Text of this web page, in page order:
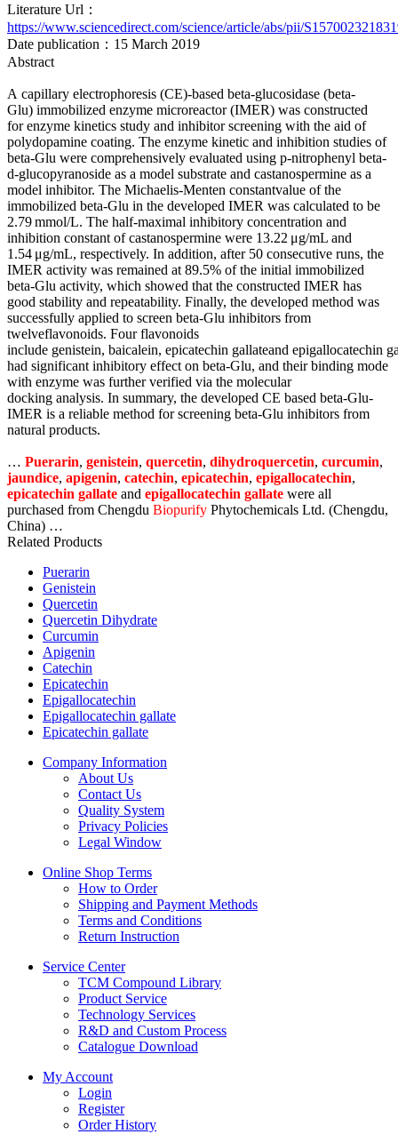
Literature Url：
https://www.sciencedirect.com/science/article/abs/pii/
Date publication：15 March 2019
Abstract
A capillary electrophoresis (CE)-based beta-glucosidase (beta-
Glu) immobilized enzyme microreactor (IMER) was constructed
for enzyme kinetics study and inhibitor screening with the aid of
polydopamine coating. The enzyme kinetic and inhibition studies of
beta-Glu were comprehensively evaluated using p-nitrophenyl beta-
d-glucopyranoside as a model substrate and castanospermine as a
model inhibitor. The Michaelis-Menten constantvalue of the
immobilized beta-Glu in the developed IMER was calculated to be
2.79 mmol/L. The half-maximal inhibitory concentration and
inhibition constant of castanospermine were 13.22 μg/mL and
1.54 μg/mL, respectively. In addition, after 50 consecutive runs, the
IMER activity was remained at 89.5% of the initial immobilized
beta-Glu activity, which showed that the constructed IMER has
good stability and repeatability. Finally, the developed method was
successfully applied to screen beta-Glu inhibitors from
twelveflavonoids. Four flavonoids
include genistein, baicalein, epicatechin gallateand epigallocatechin
had significant inhibitory effect on beta-Glu, and their binding mode
with enzyme was further verified via the molecular
docking analysis. In summary, the developed CE based beta-Glu-
IMER is a reliable method for screening beta-Glu inhibitors from
natural products.
… Puerarin, genistein, quercetin, dihydroquercetin, curcumin,
jaundice, apigenin, catechin, epicatechin, epigallocatechin,
epicatechin gallate and epigallocatechin gallate were all
purchased from Chengdu Biopurify Phytochemicals Ltd. (Chengdu,
China) …
Related Products
Puerarin
Genistein
Quercetin
Quercetin Dihydrate
Curcumin
Apigenin
Catechin
Epicatechin
Epigallocatechin
Epigallocatechin gallate
Epicatechin gallate
Company Information
About Us
Contact Us
Quality System
Privacy Policies
Legal Window
Online Shop Terms
How to Order
Shipping and Payment Methods
Terms and Conditions
Return Instruction
Service Center
TCM Compound Library
Product Service
Technology Services
R&D and Custom Process
Catalogue Download
My Account
Login
Register
Order History